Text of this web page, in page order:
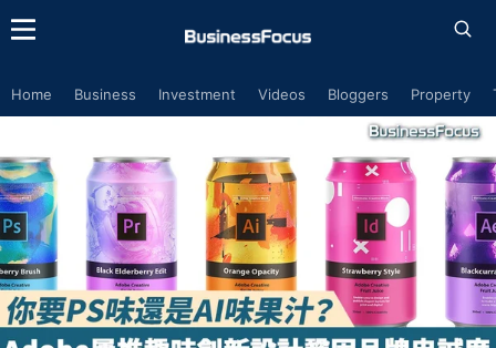
Home Business Investment Videos Bloggers Property